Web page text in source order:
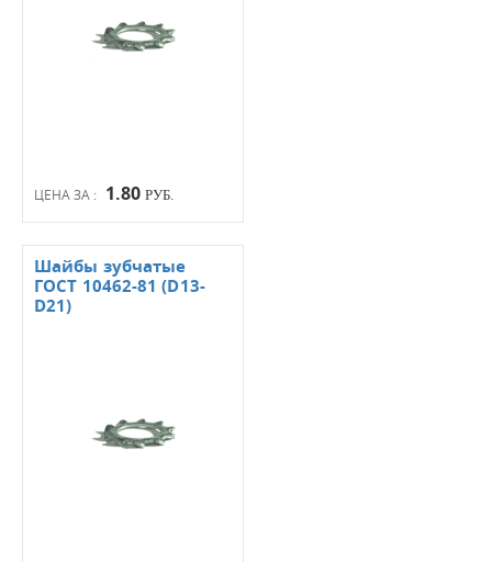
ЦЕНА ЗА : 1.80 РУБ.
Шайбы зубчатые
ГОСТ 10462-81 (D13-
D21)